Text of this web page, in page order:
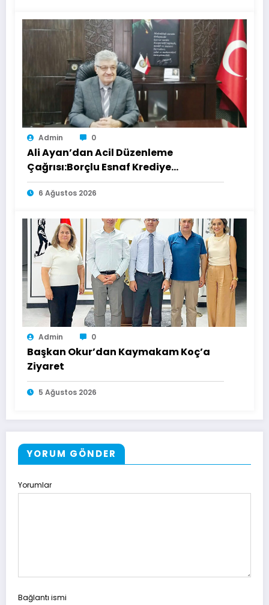
Admin 0
Ali Ayan’dan Acil Düzenleme
Çağrısı:Borçlu Esnaf Krediye
Ulaşamıyor
6 Ağustos 2026
Admin 0
Başkan Okur’dan Kaymakam Koç’a
Ziyaret
5 Ağustos 2026
YORUM GÖNDER
Yorumlar
Bağlantı ismi